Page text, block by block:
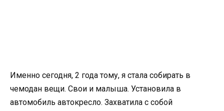
Именно сегодня, 2 года тому, я стала собирать в
чемодан вещи. Свои и малыша. Установила в
автомобиль автокресло. Захватила с собой